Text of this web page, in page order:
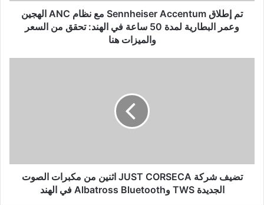
البطارية
لمدة
في
تم إطلاق Sennheiser Accentum مع نظام ANC الهجين
وعمر البطارية لمدة 50 ساعة في الهند: تحقق من السعر
والميزات هنا
الجديدة
TWS
وAlbatross
تضيف شركة JUST CORSECA اثنين من مكبرات الصوت
الجديدة TWS وAlbatross Bluetooth في الهند